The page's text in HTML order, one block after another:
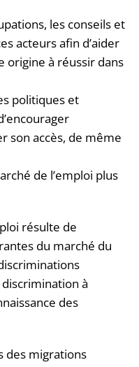
les conseils et
acteurs afin d’aider
origine à réussir dans
politiques et
son accès, de même
de l’emploi plus
résulte de
du marché du
discrimination à
des
des migrations